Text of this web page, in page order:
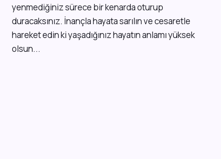
yenmediğiniz sürece bir kenarda oturup
duracaksınız. İnançla hayata sarılın ve cesaretle
hareket edin ki yaşadığınız hayatın anlamı yüksek
olsun...